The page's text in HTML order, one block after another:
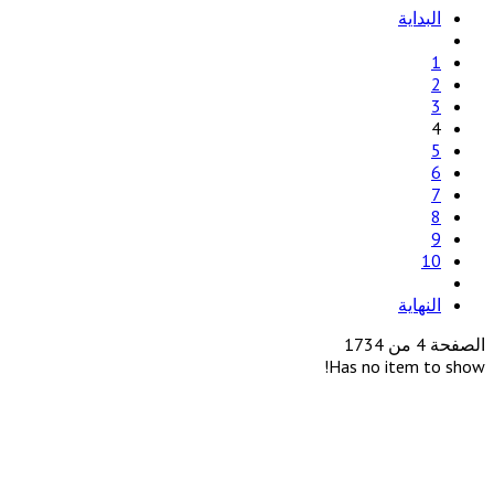
البداية
1
2
3
4
5
6
7
8
9
10
النهاية
الصفحة 4 من 1734
Has no item to show!